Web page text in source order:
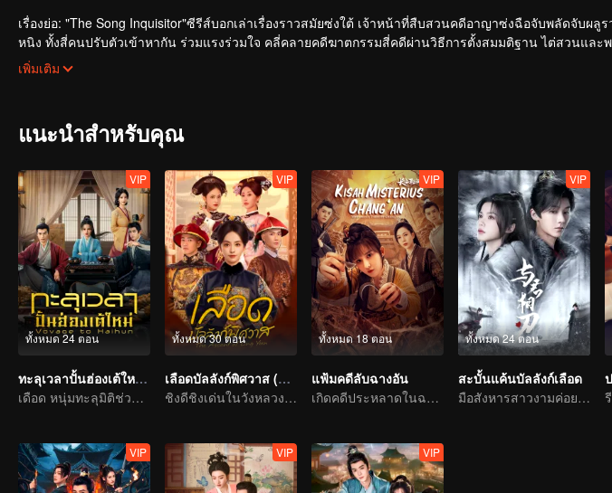
เรื่องย่อ: "The Song Inquisitor"ซีรีส์บอกเล่าเรื่องราวสมัยซ่งใต้ เจ้าหน้าที่สืบสวนคดีอาญาซ่งฉือจับพลัดจับผลู
หนิง ทั้งสี่คนปรับตัวเข้าหากัน ร่วมแรงร่วมใจ คลี่คลายคดีฆาตกรรมสี่คดีผ่านวิธีการตั้งสมมติฐาน ไต่สวนแล
ให้คนมีชีวิต
เพิ่มเติม
แนะนำสำหรับคุณ
ทั้งหมด 24 ตอน
VIP
ทะลุเวลาปั้นฮ่องเต้ใหม่ ภาค 1 (พากย์ไทย)
เดือด หนุ่มทะลุมิติช่วยฮ่องเต้ถูกปลดเปลี่ยนชะตา
ทั้งหมด 30 ตอน
VIP
เลือดบัลลังก์พิศวาส (พากย์ไทย)
ชิงดีชิงเด่นในวังหลวง! สตรีเด็ดเดี่ยวลุกขึ้นสู้
ทั้งหมด 18 ตอน
VIP
แฟ้มคดีลับฉางอัน
เกิดคดีประหลาดในฉางอันบ่อยครั้ง คนใจกล้าเชิญเข้ามา
ทั้งหมด 24 ตอน
VIP
สะบั้นแค้นบัลลังก์เลือด
มือสังหารสาวงามค่อย ๆ ไล่ล่าองค์ชายแสนรัก
VIP VIP VIP